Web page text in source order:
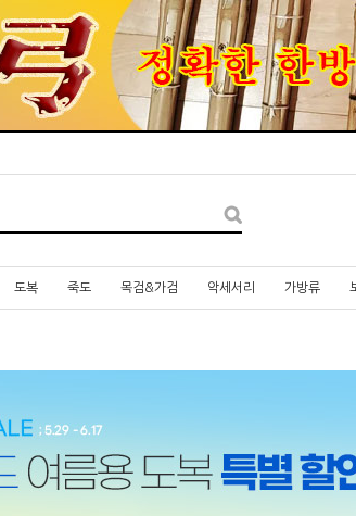
도복 죽도 목검&가검 악세서리 가방류